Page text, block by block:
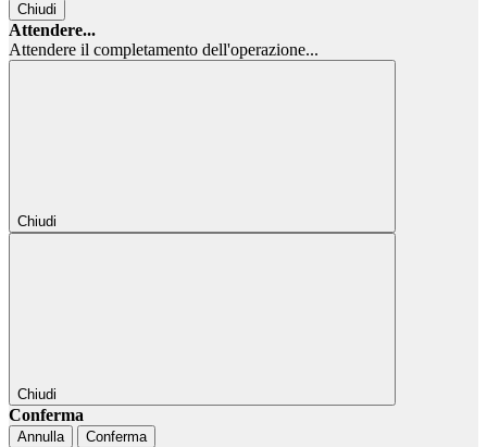
Chiudi
Attendere...
Attendere il completamento dell'operazione...
Chiudi
Chiudi
Conferma
Annulla Conferma